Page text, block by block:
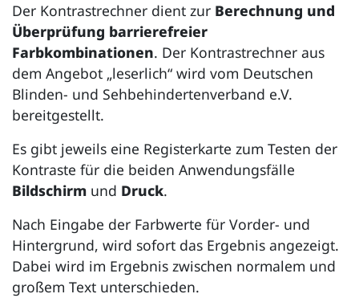
Der Kontrastrechner dient zur Berechnung und
Überprüfung barrierefreier
Farbkombinationen. Der Kontrastrechner aus
dem Angebot „leserlich“ wird vom Deutschen
Blinden- und Sehbehindertenverband e.V.
bereitgestellt.
Es gibt jeweils eine Registerkarte zum Testen der
Kontraste für die beiden Anwendungsfälle
Bildschirm und Druck.
Nach Eingabe der Farbwerte für Vorder- und
Hintergrund, wird sofort das Ergebnis angezeigt.
Dabei wird im Ergebnis zwischen normalem und
großem Text unterschieden.